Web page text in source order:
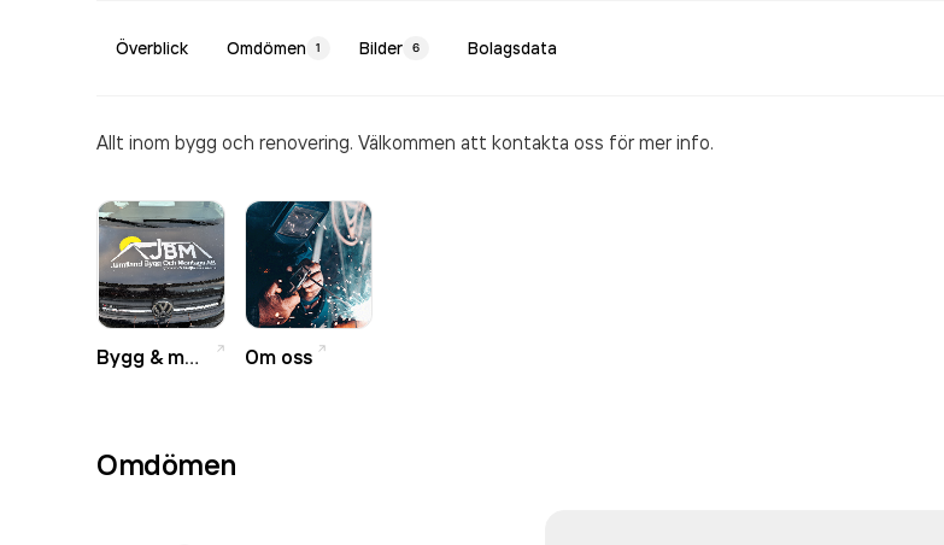
Överblick Omdömen 1 Bilder 6 Bolagsdata
Allt inom bygg och renovering. Välkommen att kontakta oss för mer info.
Bygg & montage Om oss
Omdömen